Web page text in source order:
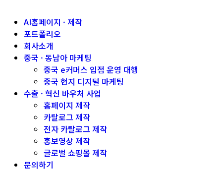
AI홈페이지 · 제작
포트폴리오
회사소개
중국 · 동남아 마케팅
중국 e커머스 입점 운영 대행
중국 현지 디지털 마케팅
수출 · 혁신 바우처 사업
홈페이지 제작
카탈로그 제작
전자 카탈로그 제작
홍보영상 제작
글로벌 쇼핑몰 제작
문의하기